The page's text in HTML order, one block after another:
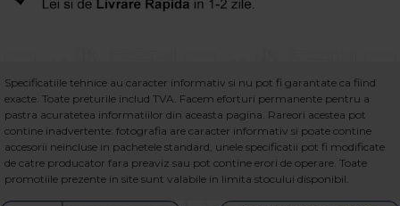
Specificatiile tehnice au caracter informativ si nu pot fi garantate ca fiind
exacte. Toate preturile includ TVA. Facem eforturi permanente pentru a
pastra acuratetea informatiilor din aceasta pagina. Rareori acestea pot
contine inadvertente: fotografia are caracter informativ si poate contine
accesorii neincluse in pachetele standard, unele specificatii pot fi modificate
de catre producator fara preaviz sau pot contine erori de operare. Toate
promotiile prezente in site sunt valabile in limita stocului disponibil.